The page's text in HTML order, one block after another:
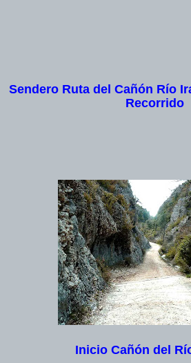
Sendero Ruta del Cañón Río
Recorrido
Inicio Cañón del